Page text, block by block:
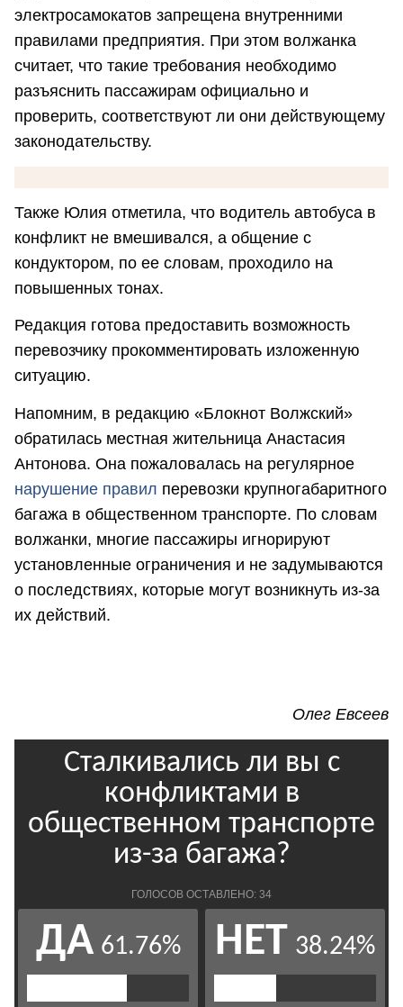
электросамокатов запрещена внутренними
правилами предприятия. При этом волжанка
считает, что такие требования необходимо
разъяснить пассажирам официально и
проверить, соответствуют ли они действующему
законодательству.
Также Юлия отметила, что водитель автобуса в
конфликт не вмешивался, а общение с
кондуктором, по ее словам, проходило на
повышенных тонах.
Редакция готова предоставить возможность
перевозчику прокомментировать изложенную
ситуацию.
Напомним, в редакцию «Блокнот Волжский»
обратилась местная жительница Анастасия
Антонова. Она пожаловалась на регулярное
нарушение правил перевозки крупногабаритного
багажа в общественном транспорте. По словам
волжанки, многие пассажиры игнорируют
установленные ограничения и не задумываются
о последствиях, которые могут возникнуть из-за
их действий.
Олег Евсеев